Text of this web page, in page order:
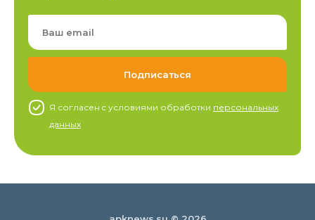
Я согласен c условиями обработки персональных
данных